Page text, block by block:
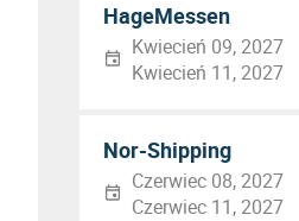
HageMessen
Kwiecień 09, 2027
Kwiecień 11, 2027
Nor-Shipping
Czerwiec 08, 2027
Czerwiec 11, 2027